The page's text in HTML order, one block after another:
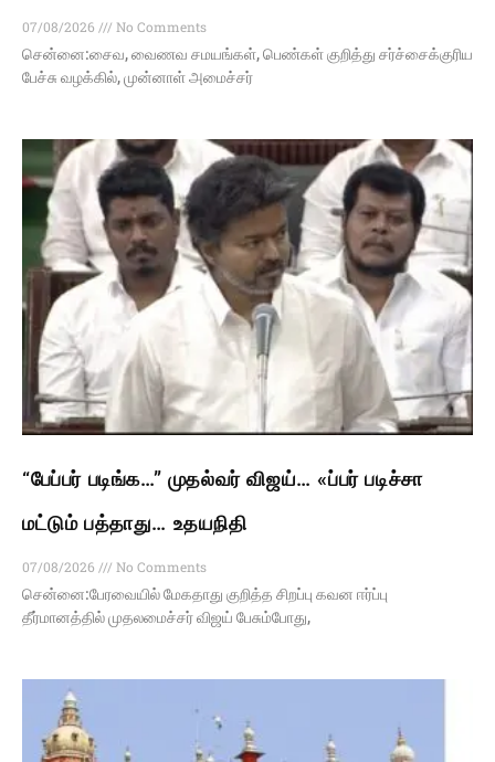
07/08/2026
No Comments
சென்னை:சைவ, வைணவ சமயங்கள், பெண்கள் குறித்து சர்ச்சைக்குரிய
பேச்சு வழக்கில், முன்னாள் அமைச்சர்
“பேப்பர் படிங்க…” முதல்வர் விஜய்… «ப்பர் படிச்சா
மட்டும் பத்தாது… உதயநிதி
07/08/2026
No Comments
சென்னை:பேரவையில் மேகதாது குறித்த சிறப்பு கவன ஈர்ப்பு
தீர்மானத்தில் முதலமைச்சர் விஜய் பேசும்போது,